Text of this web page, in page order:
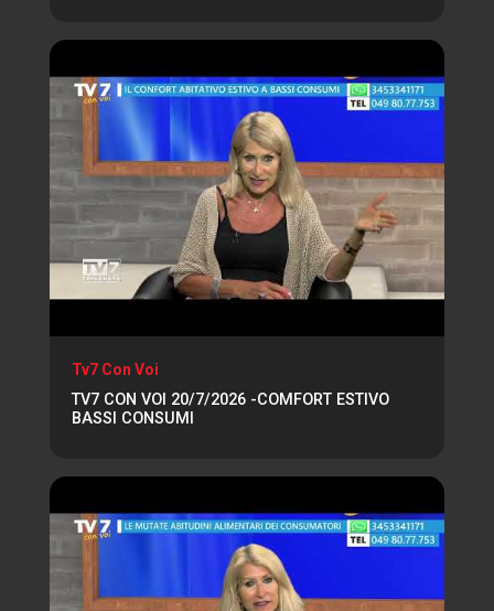
Tv7 Con Voi
TV7 CON VOI 20/7/2026 -COMFORT ESTIVO
BASSI CONSUMI